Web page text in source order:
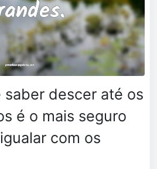
saber descer até os
é o mais seguro
com os